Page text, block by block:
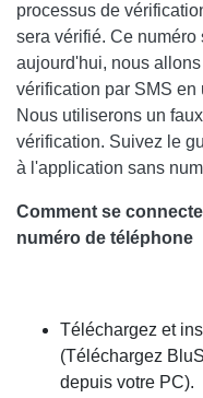
processus de
sera vérifié. Ce
aujourd'hui, nous
vérification par SMS en
Nous utiliserons un
vérification. Suivez le
à l'application sans
Comment se
numéro de téléphone
Téléchargez et
(Téléchargez
depuis votre PC).